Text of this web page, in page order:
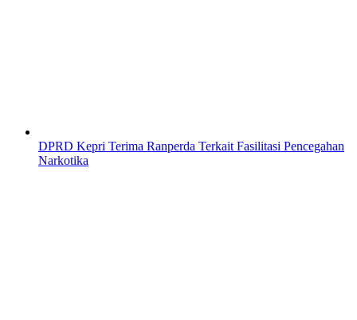
DPRD Kepri Terima Ranperda Terkait Fasilitasi Pencegahan
Narkotika